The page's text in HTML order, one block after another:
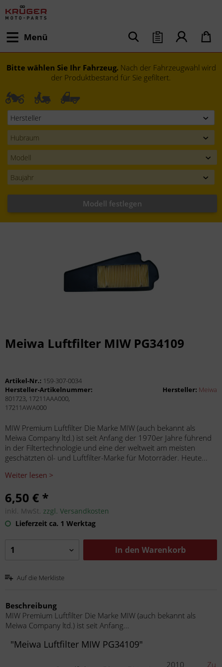
Menü
Bitte wählen Sie Ihr Fahrzeug. Nach der Fahrzeugwahl wird
der Produktbestand für Sie gefiltert.
Modell festlegen
Meiwa Luftfilter MIW PG34109
Artikel-Nr.: 159-307-0034
Hersteller: Meiwa
Hersteller-Artikelnummer:
801723, 17211AAA000,
17211AWA000
MIW Premium Luftfilter Die Marke MIW (auch bekannt als
Meiwa Company ltd.) ist seit Anfang der 1970er Jahre führend
in der Filtertechnologie und eine der weltweit am meisten
geschätzten öl- und Luftfilter-Marke für Motorräder. Heute...
Weiter lesen >
6,50 € *
inkl. MwSt. zzgl. Versandkosten
Lieferzeit ca. 1 Werktag
In den Warenkorb
Auf die Merkliste
Beschreibung
MIW Premium Luftfilter Die Marke MIW (auch bekannt als
Meiwa Company ltd.) ist seit Anfang...
"Meiwa Luftfilter MIW PG34109"
2010
Zu